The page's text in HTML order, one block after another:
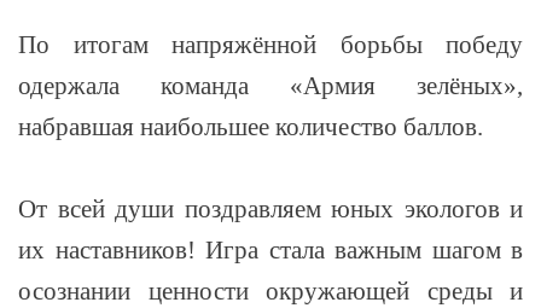
По итогам напряжённой борьбы победу
одержала команда «Армия зелёных»,
набравшая наибольшее количество баллов.
От всей души поздравляем юных экологов и
их наставников! Игра стала важным шагом в
осознании ценности окружающей среды и